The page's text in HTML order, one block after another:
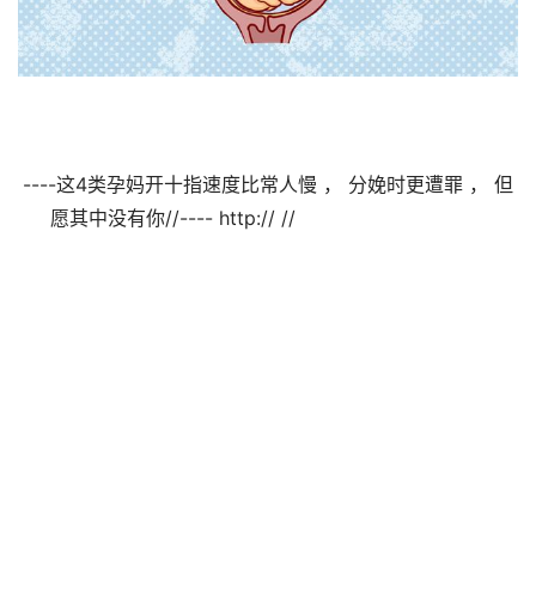
----这4类孕妈开十指速度比常人慢 ， 分娩时更遭罪 ， 但
愿其中没有你//---- http:// //